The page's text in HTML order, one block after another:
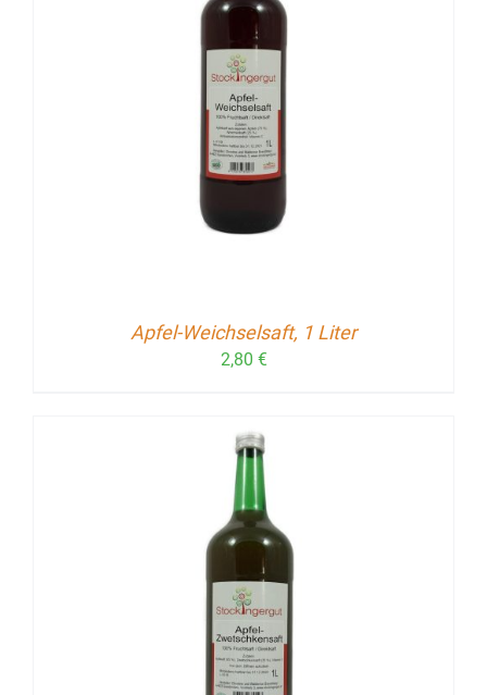
Apfel-Weichselsaft, 1 Liter
2,80 €